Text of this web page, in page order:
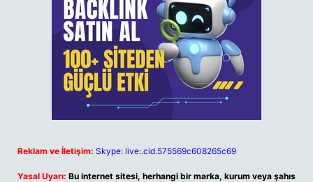
Reklam ve İletişim: Skype: live:.cid.575569c608265c69
Yasal Uyarı: Bu internet sitesi, herhangi bir marka, kurum veya şahıs